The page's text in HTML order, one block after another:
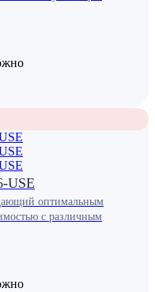
USE
оптимальным
с различным